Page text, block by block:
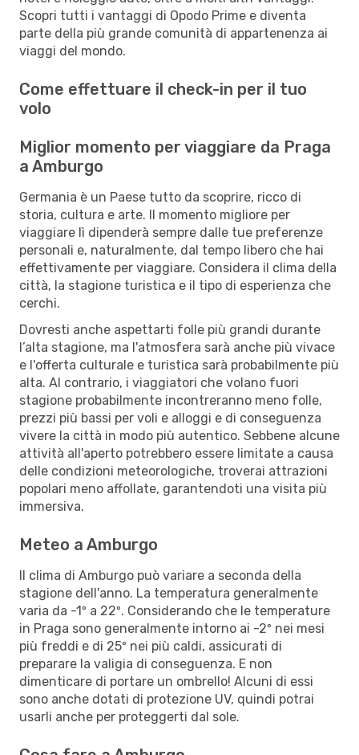
Scopri tutti i vantaggi di Opodo Prime e diventa
parte della più grande comunità di appartenenza ai
viaggi del mondo.
Come effettuare il check-in per il tuo
volo
Miglior momento per viaggiare da Praga
a Amburgo
Germania è un Paese tutto da scoprire, ricco di
storia, cultura e arte. Il momento migliore per
viaggiare lì dipenderà sempre dalle tue preferenze
personali e, naturalmente, dal tempo libero che hai
effettivamente per viaggiare. Considera il clima della
città, la stagione turistica e il tipo di esperienza che
cerchi.
Dovresti anche aspettarti folle più grandi durante
l’alta stagione, ma l'atmosfera sarà anche più vivace
e l'offerta culturale e turistica sarà probabilmente più
alta. Al contrario, i viaggiatori che volano fuori
stagione probabilmente incontreranno meno folle,
prezzi più bassi per voli e alloggi e di conseguenza
vivere la città in modo più autentico. Sebbene alcune
attività all'aperto potrebbero essere limitate a causa
delle condizioni meteorologiche, troverai attrazioni
popolari meno affollate, garantendoti una visita più
immersiva.
Meteo a Amburgo
Il clima di Amburgo può variare a seconda della
stagione dell'anno. La temperatura generalmente
varia da -1º a 22º. Considerando che le temperature
in Praga sono generalmente intorno ai -2º nei mesi
più freddi e di 25º nei più caldi, assicurati di
preparare la valigia di conseguenza. E non
dimenticare di portare un ombrello! Alcuni di essi
sono anche dotati di protezione UV, quindi potrai
usarli anche per proteggerti dal sole.